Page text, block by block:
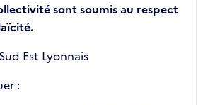
sont soumis au respect
Est Lyonnais
: